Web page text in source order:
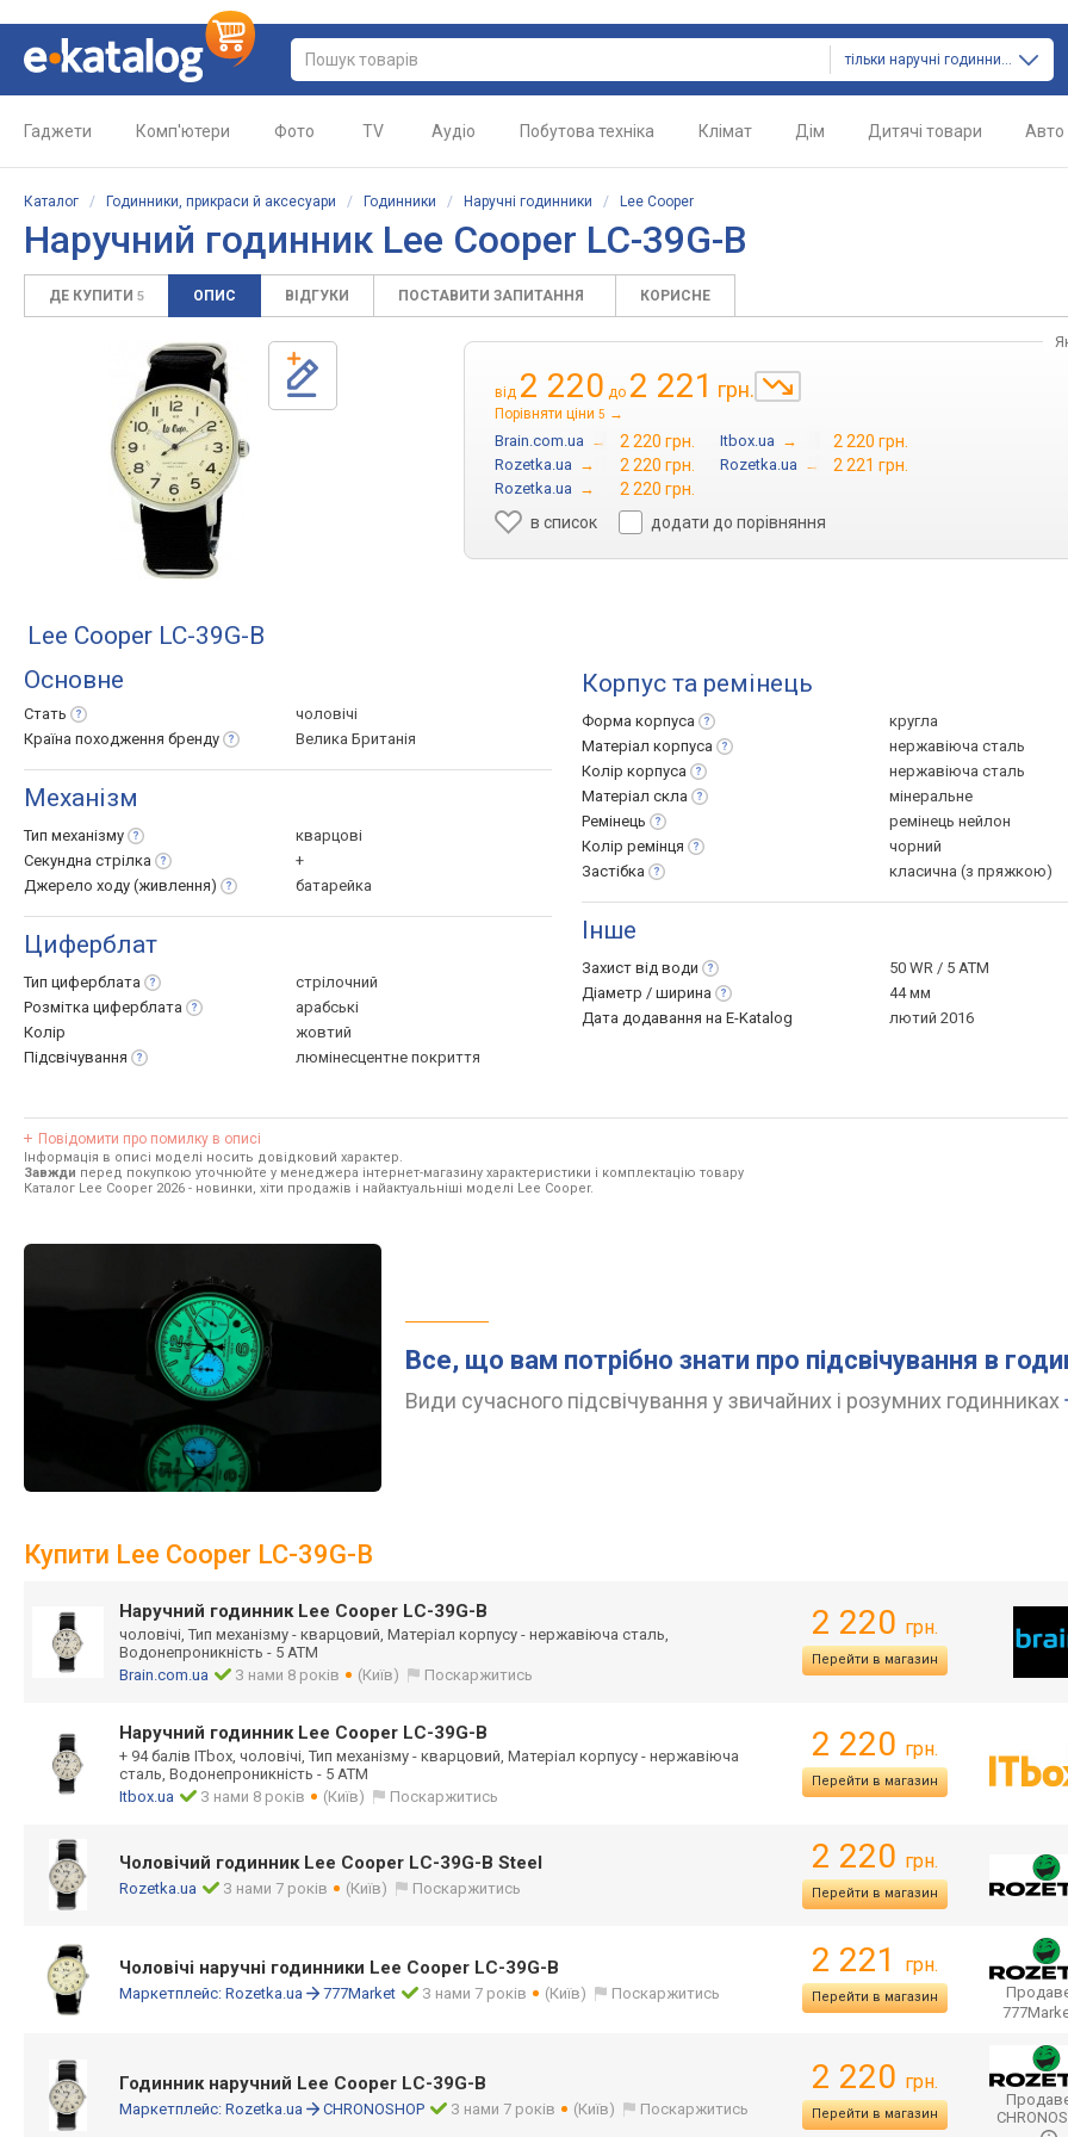
тільки наручні годинники
Гаджети Комп'ютери Фото TV Аудіо Побутова техніка Клімат Дім Дитячі товари Авто
Каталог / Годинники, прикраси й аксесуари / Годинники / Наручні годинники / Lee Cooper
Наручний годинник Lee Cooper LC-39G-B
ДЕ КУПИТИ 5 ОПИС ВІДГУКИ ПОСТАВИТИ ЗАПИТАННЯ КОРИСНЕ
від 2 220 до 2 221 грн.
Порівняти ціни 5 →
Brain.com.ua → 2 220 грн. Itbox.ua → 2 220 грн.
Rozetka.ua → 2 220 грн. Rozetka.ua → 2 221 грн.
Rozetka.ua →
2 220 грн.
в список
додати до порівняння
Lee Cooper LC-39G-B
Основне
Стать
чоловічі
Країна походження бренду Велика Британія
Механізм
Тип механізму
кварцові
Секундна стрілка
+
Джерело ходу (живлення) батарейка
Циферблат
Тип циферблата
стрілочний
Розмітка циферблата
арабські
Колір
жовтий
Підсвічування
люмінесцентне покриття
Корпус та ремінець
Форма корпуса
кругла
Матеріал корпуса
нержавіюча сталь
Колір корпуса
нержавіюча сталь
Матеріал скла
мінеральне
Ремінець
ремінець нейлон
Колір ремінця
чорний
Застібка
класична (з пряжкою)
Інше
Захист від води
50 WR / 5 ATM
Діаметр / ширина
44 мм
Дата додавання на E-Katalog
лютий 2016
Повідомити про помилку в описі
Інформація в описі моделі носить довідковий характер.
Завжди перед покупкою уточнюйте у менеджера інтернет-магазину характеристики і комплектацію товару
Каталог Lee Cooper 2026 - новинки, хіти продажів і найактуальніші моделі Lee Cooper.
Все, що вам потрібно знати про підсвічування в
Види сучасного підсвічування у звичайних і розумних годинниках
Купити Lee Cooper LC-39G-B
Наручний годинник Lee Cooper LC-39G-B
чоловічі, Тип механізму - кварцовий, Матеріал корпусу - нержавіюча сталь,
Водонепроникність - 5 ATM
Brain.com.ua
З нами 8 років (Київ) Поскаржитись
2 220 грн.
Перейти в магазин
Наручний годинник Lee Cooper LC-39G-B
+ 94 балів ITbox, чоловічі, Тип механізму - кварцовий, Матеріал корпусу - нержавіюча
сталь, Водонепроникність - 5 ATM
Itbox.ua
З нами 8 років (Київ) Поскаржитись
2 220 грн.
Перейти в магазин
Чоловічий годинник Lee Cooper LC-39G-B Steel
Rozetka.ua З нами 7 років (Київ) Поскаржитись
2 220 грн.
Перейти в магазин
Чоловічі наручні годинники Lee Cooper LC-39G-B
Маркетплейс: Rozetka.ua 777Market З нами 7 років (Київ) Поскаржитись
2 221 грн.
Перейти в магазин
Годинник наручний Lee Cooper LC-39G-B
Маркетплейс: Rozetka.ua CHRONOSHOP З нами 7 років (Київ) Поскаржитись
2 220 грн.
Перейти в магазин